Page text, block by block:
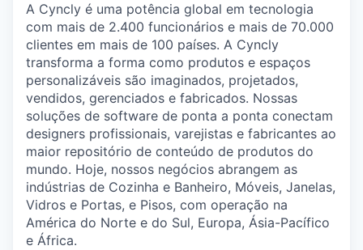
A Cyncly é uma potência global em tecnologia
com mais de 2.400 funcionários e mais de 70.000
clientes em mais de 100 países. A Cyncly
transforma a forma como produtos e espaços
personalizáveis são imaginados, projetados,
vendidos, gerenciados e fabricados. Nossas
soluções de software de ponta a ponta conectam
designers profissionais, varejistas e fabricantes ao
maior repositório de conteúdo de produtos do
mundo. Hoje, nossos negócios abrangem as
indústrias de Cozinha e Banheiro, Móveis, Janelas,
Vidros e Portas, e Pisos, com operação na
América do Norte e do Sul, Europa, Ásia-Pacífico
e África.